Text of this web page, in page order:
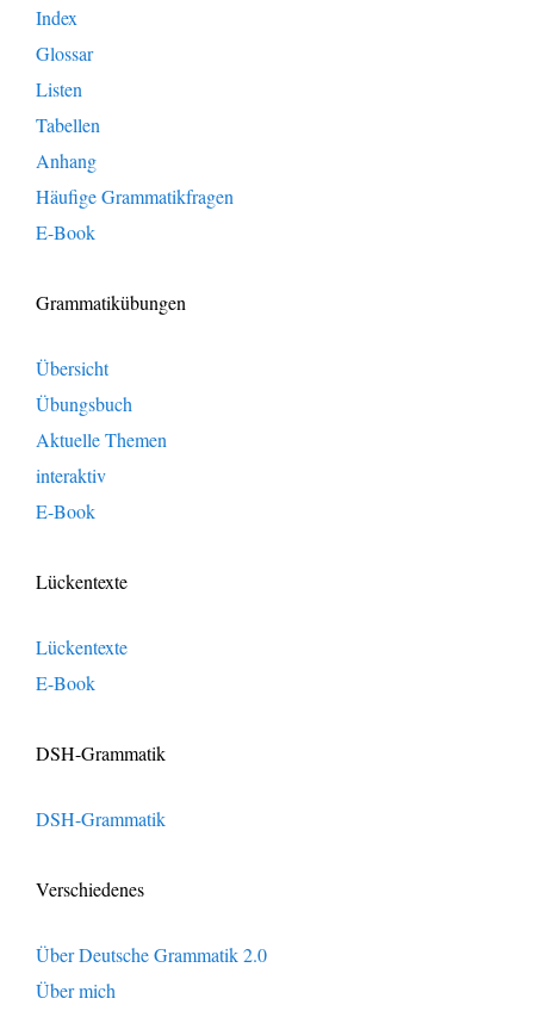
Index
Glossar
Listen
Tabellen
Anhang
Häufige Grammatikfragen
E-Book
Grammatikübungen
Übersicht
Übungsbuch
Aktuelle Themen
interaktiv
E-Book
Lückentexte
Lückentexte
E-Book
DSH-Grammatik
DSH-Grammatik
Verschiedenes
Über Deutsche Grammatik 2.0
Über mich